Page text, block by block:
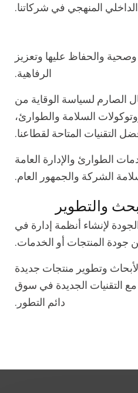
الداخلي المنهجي في شركاتنا.
والحفاظ عليها وتعزيز
الرفاهية.
الصارم لسياسة الوقاية من
السلامة والطوارئ،
التقنيات المتاحة لقطاعنا.
الطوارئ والإدارة العامة
الشركة والجمهور العام.
والتطوير
لإنشاء أنظمة إدارة في
جودة المنتجات أو الخدمات.
والأبحاث وتطوير منتجات جديدة
مع التقنيات الجديدة في سوق
دائم التطور.